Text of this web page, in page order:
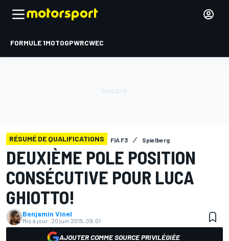
FORMULE 1MOTOGPWRCWEC
RÉSUMÉ DE QUALIFICATIONS FIA F3 Spielberg
DEUXIÈME POLE POSITION
CONSÉCUTIVE POUR LUCA
GHIOTTO!
Benjamin Vinel
Mis à jour: 20 juin 2015, 09:01
AJOUTER COMME SOURCE PRIVILÉGIÉE